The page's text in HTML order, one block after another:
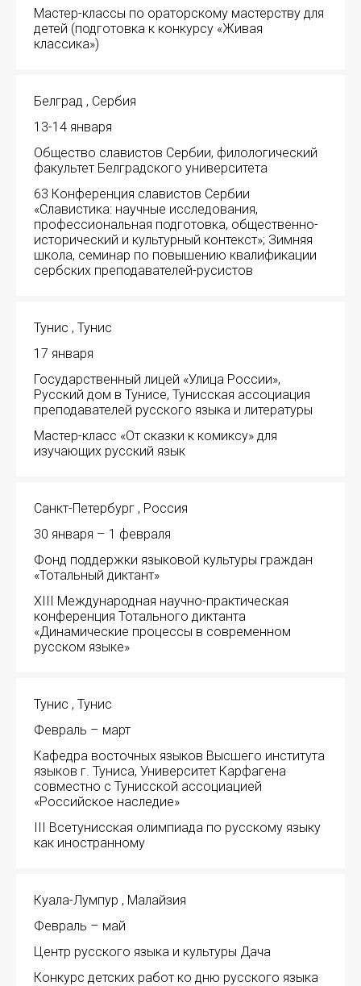
РУССКИЙ ЯЗЫК В МИРЕ
Научно-практические семинары по
Международный форум TERRA RUSISTICA
Семинар в Абу-Даби: Русский язык и
Комплексное исследование
«Вопросы русского языка в юридических
«Дар речи: развитие языковой способности
Год Ф.М. Достоевского: обзор мероприятий
Форум в Гаване «Русская литература в
Мобильное приложение TORFL GO
БИБЛИОТЕКА МАПРЯЛ
+7 953 347-74-80
Мастер-классы по ораторскому мастерству для
детей (подготовка к конкурсу «Живая
классика»)
Белград , Сербия
13-14 января
Общество славистов Сербии, филологический
факультет Белградского университета
63 Конференция славистов Сербии
«Славистика: научные исследования,
профессиональная подготовка, общественно-
исторический и культурный контекст»; Зимняя
школа, семинар по повышению квалификации
сербских преподавателей-русистов
Тунис , Тунис
17 января
Государственный лицей «Улица России»,
Русский дом в Тунисе, Тунисская ассоциация
преподавателей русского языка и литературы
Мастер-класс «От сказки к комиксу» для
изучающих русский язык
Санкт-Петербург , Россия
30 января – 1 февраля
Фонд поддержки языковой культуры граждан
«Тотальный диктант»
XIII Международная научно-практическая
конференция Тотального диктанта
«Динамические процессы в современном
русском языке»
Тунис , Тунис
Февраль – март
Кафедра восточных языков Высшего института
языков г. Туниса, Университет Карфагена
совместно с Тунисской ассоциацией
«Российское наследие»
III Всетунисская олимпиада по русскому языку
как иностранному
Куала-Лумпур , Малайзия
Февраль – май
Центр русского языка и культуры Дача
Конкурс детских работ ко дню русского языка